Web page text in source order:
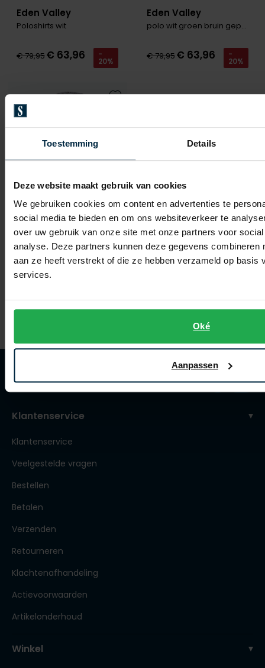
Toestemming Details
Deze website maakt gebruik van cookies
We gebruiken cookies om content en advertenties te
social media te bieden en om ons websiteverkeer te
over uw gebruik van onze site met onze partners voor
analyse. Deze partners kunnen deze gegevens combineren
aan ze heeft verstrekt of die ze hebben verzameld op basis
services.
Oké
Aanpassen
Eden Valley
Poloshirts wit
€ 79,95€ 63,96 -
20%
Eden Valley
polo wit groen bruin geprint Regular Fit
€ 79,95€ 63,96 -
20%
Eden Valley
polo bruin lichtblauw geprint Regular Fit
20%
Klantenservice
Klantenservice
Veelgestelde vragen
Bestellen
Betalen
Verzenden
Retourneren
Klachtenafhandeling
Actievoorwaarden
Artikelonderhoud
Winkel